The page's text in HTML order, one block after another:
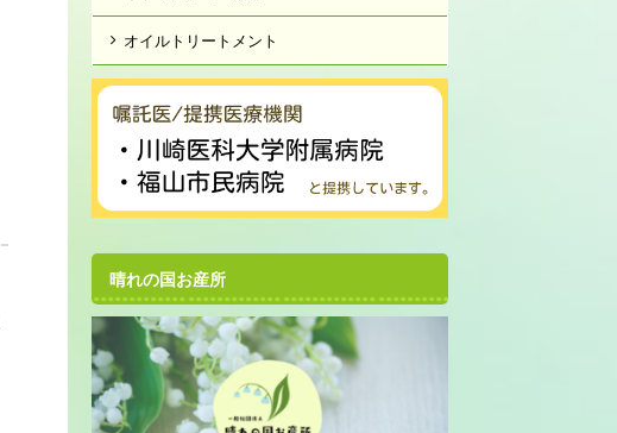
オイルトリートメント
晴れの国お産所